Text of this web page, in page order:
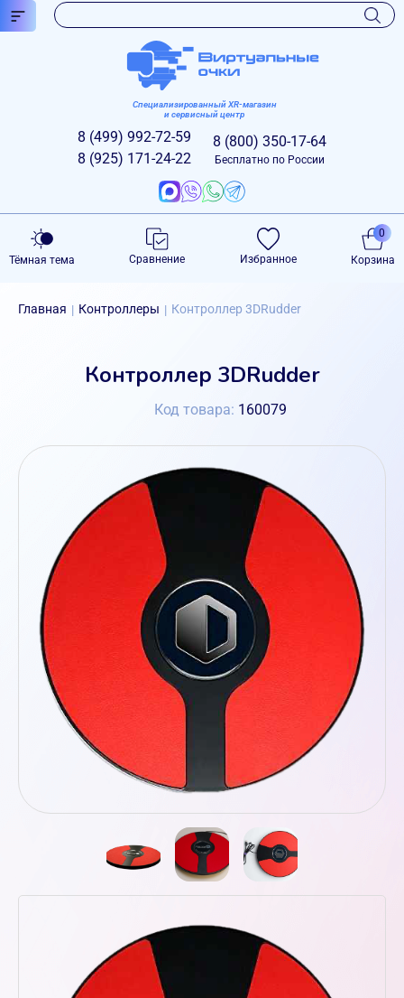
Специализированный XR-магазин
и сервисный центр
8 (499) 992-72-59
8 (925) 171-24-22
8 (800) 350-17-64
Бесплатно по России
Тёмная тема Сравнение Избранное Корзина
0
Главная | Контроллеры | Контроллер 3DRudder
Контроллер 3DRudder
Код товара: 160079